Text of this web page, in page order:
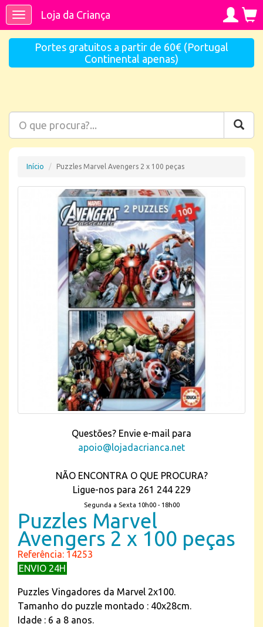
ToggleLoja da Criança
Portes gratuitos a partir de 60€ (Portugal
Continental apenas)
Início Puzzles Marvel Avengers 2 x 100 peças
Questões? Envie e-mail para
apoio@lojadacrianca.net
NÃO ENCONTRA O QUE PROCURA?
Ligue-nos para 261 244 229
Segunda a Sexta 10h00 - 18h00
Puzzles Marvel
Avengers 2 x 100 peças
Referência: 14253
ENVIO 24H
Puzzles Vingadores da Marvel 2x100.
Tamanho do puzzle montado : 40x28cm.
Idade : 6 a 8 anos.